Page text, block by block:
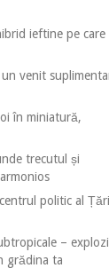
ieftine pe care
venit
în miniatură,
trecutul și
politic al
–
grădina ta